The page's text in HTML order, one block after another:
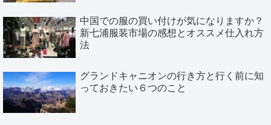
中国での服の買い付けが気になりますか？
新七浦服装市場の感想とオススメ仕入れ方
法
グランドキャニオンの行き方と行く前に知
っておきたい６つのこと